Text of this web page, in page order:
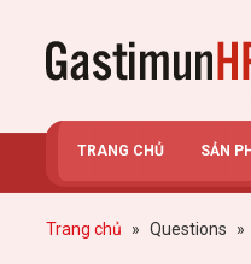
TRANG CHỦ SẢN
Trang chủ » Questions »